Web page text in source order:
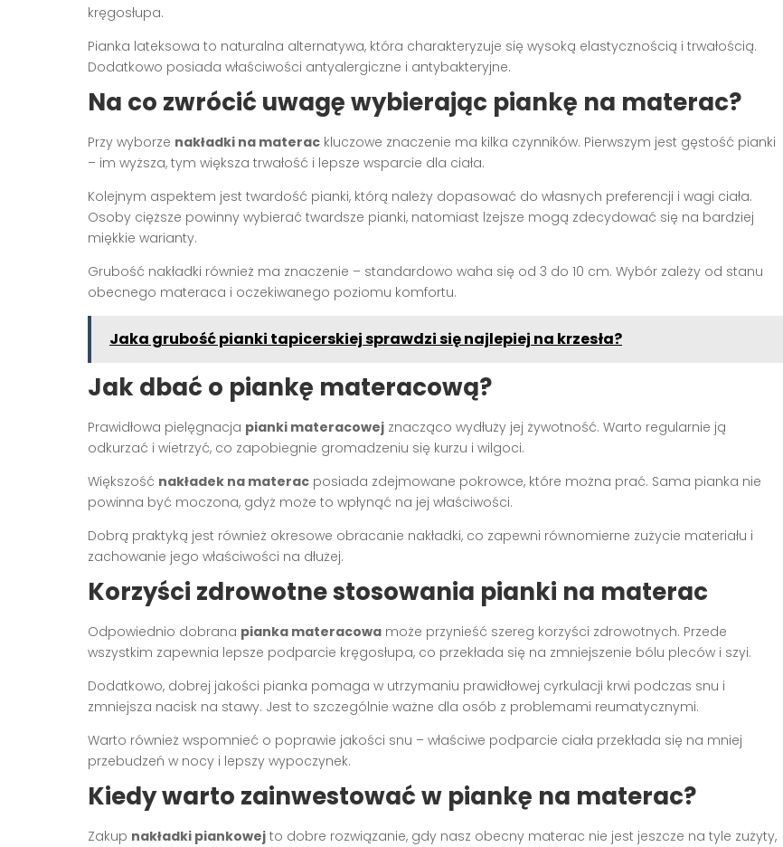
kręgosłupa.
Pianka lateksowa to naturalna alternatywa, która charakteryzuje się wysoką elastycznością i trwałością.
Dodatkowo posiada właściwości antyalergiczne i antybakteryjne.
Na co zwrócić uwagę wybierając piankę na materac?
Przy wyborze nakładki na materac kluczowe znaczenie ma kilka czynników. Pierwszym jest gęstość pianki
– im wyższa, tym większa trwałość i lepsze wsparcie dla ciała.
Kolejnym aspektem jest twardość pianki, którą należy dopasować do własnych preferencji i wagi ciała.
Osoby cięższe powinny wybierać twardsze pianki, natomiast lżejsze mogą zdecydować się na bardziej
miękkie warianty.
Grubość nakładki również ma znaczenie – standardowo waha się od 3 do 10 cm. Wybór zależy od stanu
obecnego materaca i oczekiwanego poziomu komfortu.
Jaka grubość pianki tapicerskiej sprawdzi się najlepiej na krzesła?
Jak dbać o piankę materacową?
Prawidłowa pielęgnacja pianki materacowej znacząco wydłuży jej żywotność. Warto regularnie ją
odkurzać i wietrzyć, co zapobiegnie gromadzeniu się kurzu i wilgoci.
Większość nakładek na materac posiada zdejmowane pokrowce, które można prać. Sama pianka nie
powinna być moczona, gdyż może to wpłynąć na jej właściwości.
Dobrą praktyką jest również okresowe obracanie nakładki, co zapewni równomierne zużycie materiału i
zachowanie jego właściwości na dłużej.
Korzyści zdrowotne stosowania pianki na materac
Odpowiednio dobrana pianka materacowa może przynieść szereg korzyści zdrowotnych. Przede
wszystkim zapewnia lepsze podparcie kręgosłupa, co przekłada się na zmniejszenie bólu pleców i szyi.
Dodatkowo, dobrej jakości pianka pomaga w utrzymaniu prawidłowej cyrkulacji krwi podczas snu i
zmniejsza nacisk na stawy. Jest to szczególnie ważne dla osób z problemami reumatycznymi.
Warto również wspomnieć o poprawie jakości snu – właściwe podparcie ciała przekłada się na mniej
przebudzeń w nocy i lepszy wypoczynek.
Kiedy warto zainwestować w piankę na materac?
Zakup nakładki piankowej to dobre rozwiązanie, gdy nasz obecny materac nie jest jeszcze na tyle zużyty,